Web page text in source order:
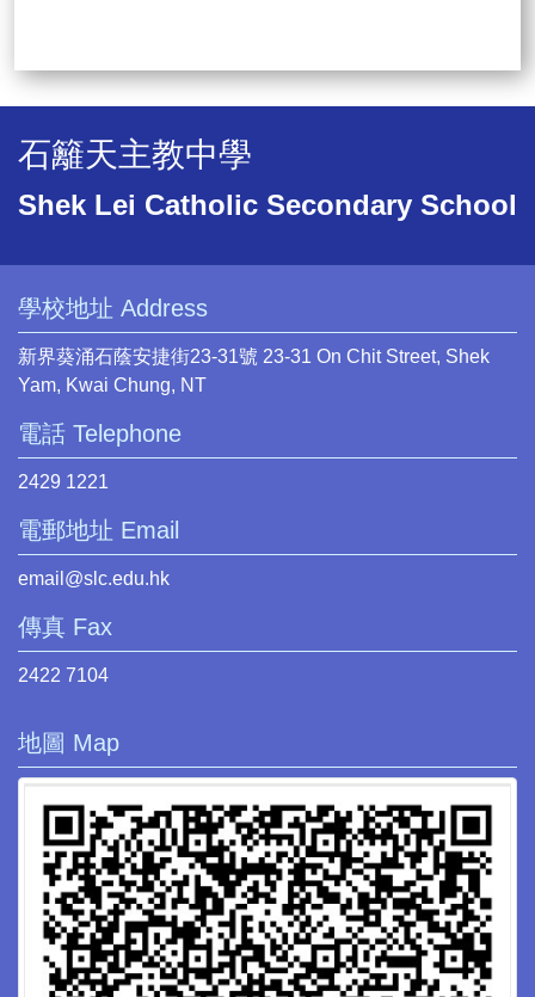
石籬天主教中學
Shek Lei Catholic Secondary School
學校地址 Address
新界葵涌石蔭安捷街23-31號 23-31 On Chit Street, Shek
Yam, Kwai Chung, NT
電話 Telephone
2429 1221
電郵地址 Email
email@slc.edu.hk
傳真 Fax
2422 7104
地圖 Map